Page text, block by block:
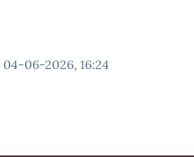
04-06-2026, 16:24